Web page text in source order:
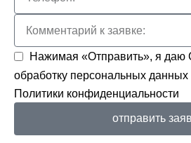
Нажимая «Отправить», я даю
обработку персональных данных
Политики конфиденциальности
отправить